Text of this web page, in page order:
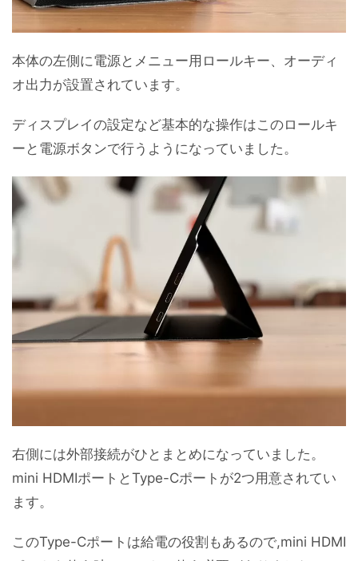
本体の左側に電源とメニュー用ロールキー、オーディ
オ出力が設置されています。
ディスプレイの設定など基本的な操作はこのロールキ
ーと電源ボタンで行うようになっていました。
右側には外部接続がひとまとめになっていました。
mini HDMIポートとType-Cポートが2つ用意されてい
ます。
このType-Cポートは給電の役割もあるので,mini HDMI